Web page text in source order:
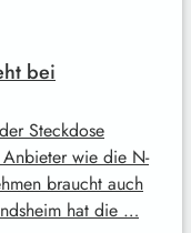
bei
Steckdose
wie die N-
braucht auch
hat die …